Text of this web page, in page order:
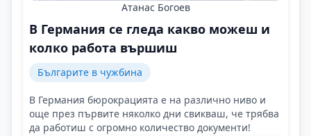
Атанас Богоев
В Германия се гледа какво можеш и
колко работа вършиш
Българите в чужбина
В Германия бюрокрацията е на различно ниво и
още през първите няколко дни свикваш, че трябва
да работиш с огромно количество документи!